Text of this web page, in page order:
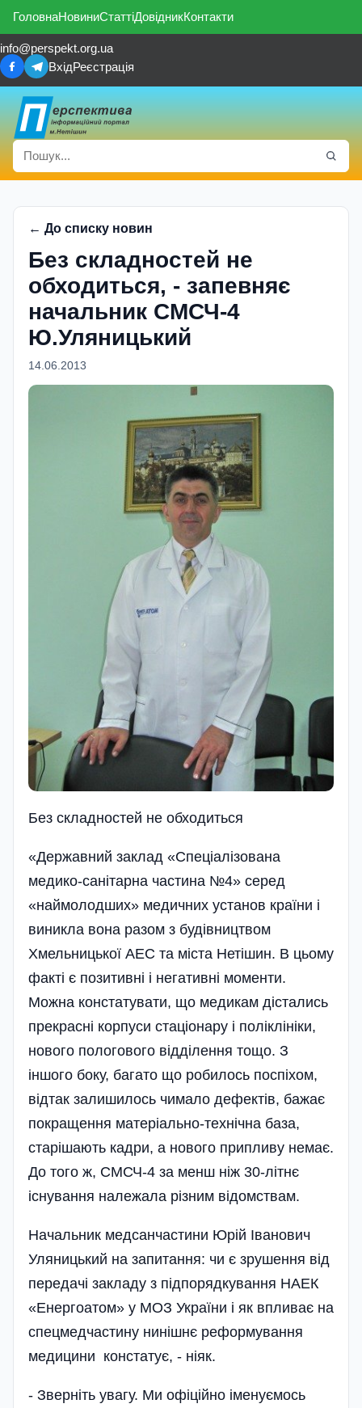
ГоловнаНовиниСтаттіДовідникКонтакти
info@perspekt.org.ua
ВхідРеєстрація
← До списку новин
Без складностей не
обходиться, - запевняє
начальник СМСЧ-4
Ю.Уляницький
14.06.2013
Без складностей не обходиться
«Державний заклад «Спеціалізована
медико-санітарна частина №4» серед
«наймолодших» медичних установ країни і
виникла вона разом з будівництвом
Хмельницької АЕС та міста Нетішин. В цьому
факті є позитивні і негативні моменти.
Можна констатувати, що медикам дістались
прекрасні корпуси стаціонару і полі­клініки,
нового пологового відділення тощо. З
іншого боку, багато що робилось поспіхом,
відтак залишилось чимало дефектів, бажає
покращення матеріально-технічна база,
старішають кадри, а нового припливу немає.
До того ж, СМСЧ-4 за менш ніж 30-літнє
існування належала різним відомствам.
Начальник медсанчастини Юрій Іванович
Уляницький на запитання: чи є зрушення від
передачі закладу з підпорядкування НАЕК
«Енергоатом» у МОЗ України і як впливає на
спецмедчастину нинішнє реформування
медицини констатує, - ніяк.
- Зверніть увагу. Ми офіційно іменуємось